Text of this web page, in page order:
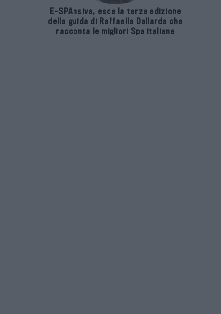
E-SPAnsiva, esce la terza edizione
della guida di Raffaella Dallarda che
racconta le migliori Spa italiane